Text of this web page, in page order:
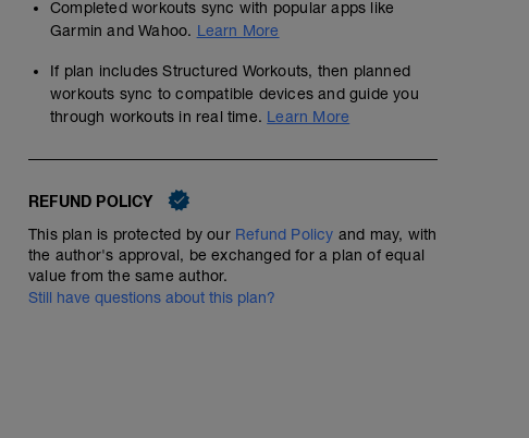
Completed workouts sync with popular apps like
Garmin and Wahoo. Learn More
If plan includes Structured Workouts, then planned
workouts sync to compatible devices and guide you
through workouts in real time. Learn More
REFUND POLICY
This plan is protected by our Refund Policy and may, with
the author's approval, be exchanged for a plan of equal
value from the same author.
Still have questions about this plan?